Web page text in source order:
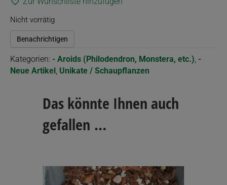
Nicht vorrätig
Benachrichtigen
Kategorien: - Aroids (Philodendron, Monstera, etc.) -
Neue Artikel Unikate / Schaupflanzen
Das könnte Ihnen auch
gefallen …